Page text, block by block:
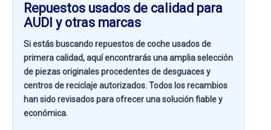
Repuestos usados de calidad para
AUDI y otras marcas
Si estás buscandorepuestos de coche usados de
primera calidad, aquí encontrarás una amplia selección
de piezas originales procedentes de desguaces y
centros de reciclaje autorizados. Todos los recambios
han sido revisados para ofrecer una solución fiable y
económica.